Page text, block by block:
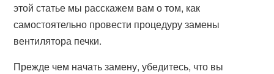
этой статье мы расскажем вам о том, как
самостоятельно провести процедуру замены
вентилятора печки.
Прежде чем начать замену, убедитесь, что вы